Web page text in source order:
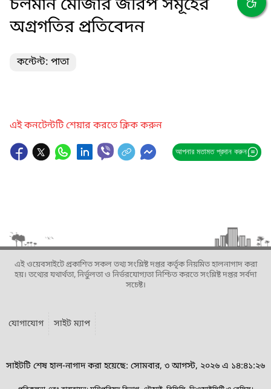
চলমান মৌজার জরিপ সমূহের
অগ্রগতির প্রতিবেদন
কন্টেন্ট: পাতা
এই কনটেন্টটি শেয়ার করতে ক্লিক করুন
আপনার মতামত প্রদান করুন
এই ওয়েবসাইটে প্রকাশিত সকল তথ্য সংশ্লিষ্ট দপ্তর কর্তৃক নিয়মিত হালনাগাদ করা
হয়। তথ্যের যথার্থতা, নির্ভুলতা ও নির্ভরযোগ্যতা নিশ্চিত করতে সংশ্লিষ্ট দপ্তর সর্বদা
সচেষ্ট।
যোগাযোগ সাইট ম্যাপ
সাইটটি শেষ হাল-নাগাদ করা হয়েছে: সোমবার, ৩ আগস্ট, ২০২৬ এ ১৪:৪১:২৬